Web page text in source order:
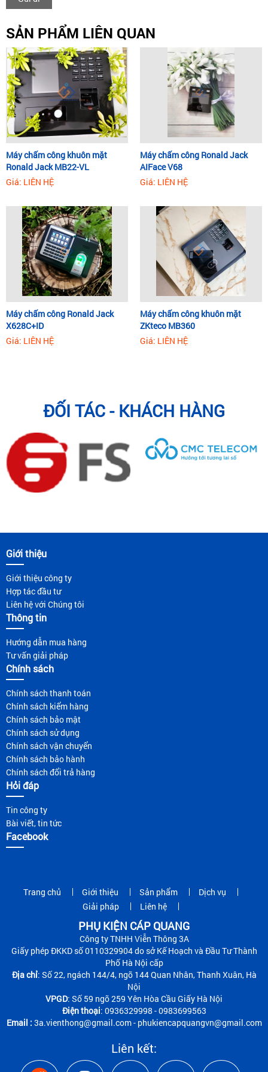
SẢN PHẨM LIÊN QUAN
Máy chấm công khuôn mặt
Ronald Jack MB22-VL
Giá: LIÊN HỆ
Máy chấm công Ronald Jack
AIFace V68
Giá: LIÊN HỆ
Máy chấm công Ronald Jack
X628C+ID
Giá: LIÊN HỆ
Máy chấm công khuôn mặt
ZKteco MB360
Giá: LIÊN HỆ
ĐỐI TÁC - KHÁCH HÀNG
Giới thiệu
Giới thiệu công ty
Hợp tác đầu tư
Liên hệ với Chúng tôi
Thông tin
Hướng dẫn mua hàng
Tư vấn giải pháp
Chính sách
Chính sách thanh toán
Chính sách kiểm hàng
Chính sách bảo mật
Chính sách sử dụng
Chính sách vận chuyển
Chính sách bảo hành
Chính sách đổi trả hàng
Hỏi đáp
Tin công ty
Bài viết, tin tức
Facebook
Trang chủ Giới thiệu Sản phẩm
Dịch vụ
Giải pháp
Liên hệ
PHỤ KIỆN CÁP QUANG
Công ty TNHH Viễn Thông 3A
Giấy phép ĐKKD số 0110329904 do sở Kế Hoạch và Đầu Tư Thành
Phố Hà Nội cấp
Địa chỉ: Số 22, ngách 144/4, ngõ 144 Quan Nhân, Thanh Xuân, Hà
Nội
VPGD: Số 59 ngõ 259 Yên Hòa Cầu Giấy Hà Nội
Điện thoại: 0936329998 - 0983699563
Email : 3a.vienthong@gmail.com - phukiencapquangvn@gmail.com
Liên kết: